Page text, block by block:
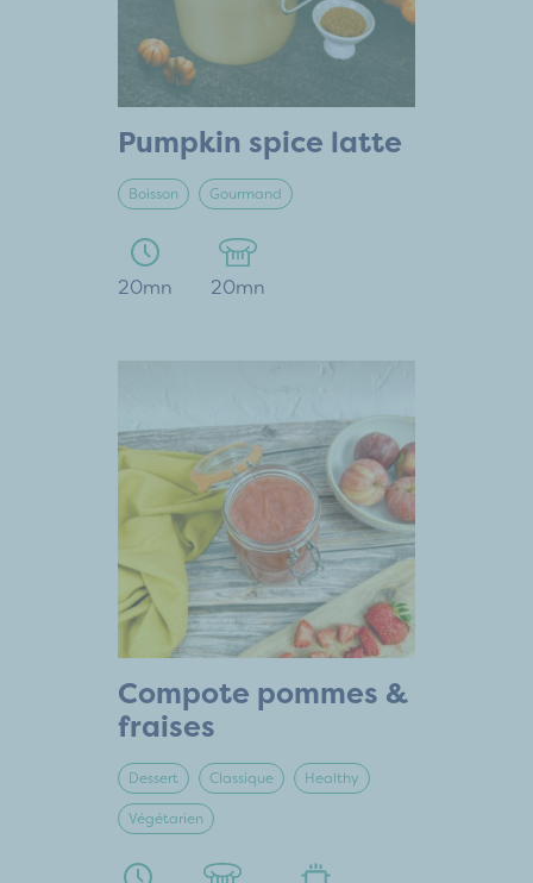
Pumpkin spice latte
Boisson Gourmand
20mn 20mn
Compote pommes &
fraises
Dessert Classique Healthy
Végétarien